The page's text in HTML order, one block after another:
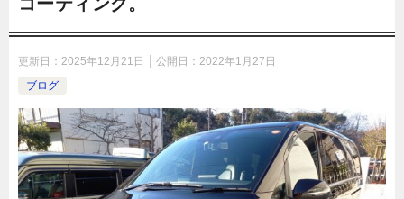
更新日： 2025年12月21日 公開日： 2022年1月27日
ブログ